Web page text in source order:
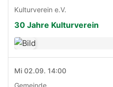
Kulturverein e.V.
30 Jahre Kulturverein
Mi 02.09. 14:00
Gemeinde